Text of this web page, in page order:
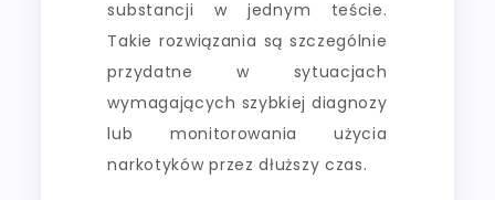
substancji w jednym teście.
Takie rozwiązania są szczególnie
przydatne w sytuacjach
wymagających szybkiej diagnozy
lub monitorowania użycia
narkotyków przez dłuższy czas.